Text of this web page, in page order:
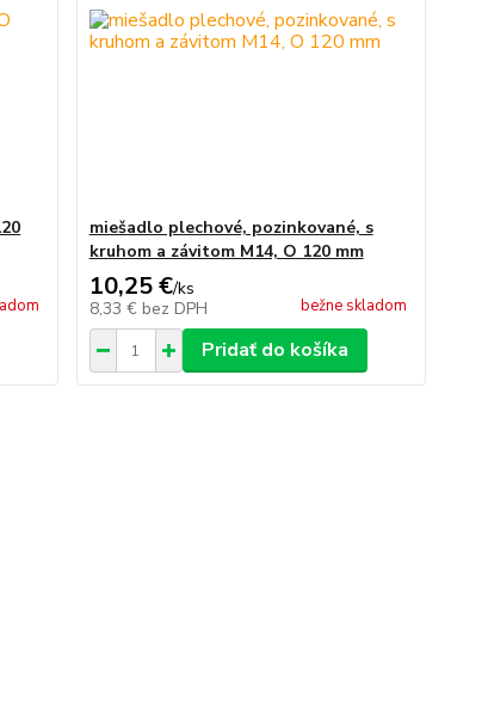
miešadlo plechové, pozinkované, s
kruhom a závitom M14, O 120 mm
10,25 €/ks
8,33 € bez DPH bežne skladom
Pridať do košíka